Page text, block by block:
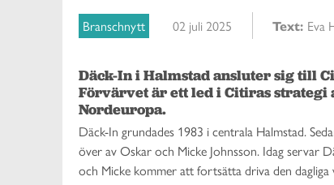
Branschnytt 02 juli 2025 Text: Eva
Däck-In i Halmstad ansluter sig till
Förvärvet är ett led i Citiras
Däck-In grundades 1983 i centrala Halmstad.
över av Oskar och Micke Johnsson. Idag servar
och Micke kommer att fortsätta driva den